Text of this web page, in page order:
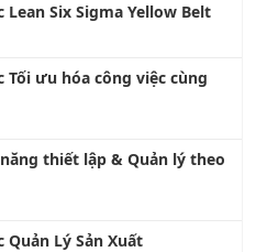
Six Sigma Yellow Belt
Tối ưu hóa công việc cùng
thiết lập & Quản lý theo
Lý Sản Xuất